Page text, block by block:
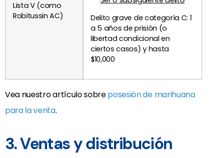
Lista V (como
Robitussin AC)
Delito grave de categoría C: 1
a 5 años de prisión (o
libertad condicional en
ciertos casos) y hasta
$10,000
Vea nuestro artículo sobreposesión de marihuana
para la venta.
3. Ventas y distribución